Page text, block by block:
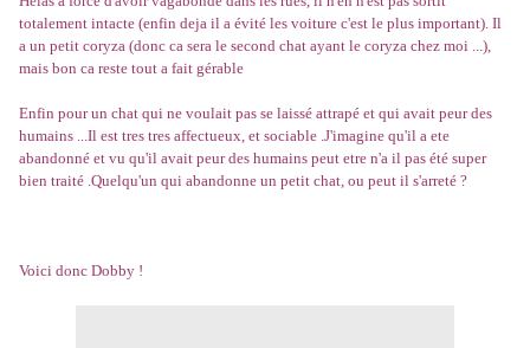
totalement intacte (enfin deja il a évité les voiture c'est le plus important). Il
a un petit coryza (donc ca sera le second chat ayant le coryza chez moi ...),
mais bon ca reste tout a fait gérable
Enfin pour un chat qui ne voulait pas se laissé attrapé et qui avait peur des
humains ...Il est tres tres affectueux, et sociable .J'imagine qu'il a ete
abandonné et vu qu'il avait peur des humains peut etre n'a il pas été super
bien traité .Quelqu'un qui abandonne un petit chat, ou peut il s'arreté ?
Voici donc Dobby !